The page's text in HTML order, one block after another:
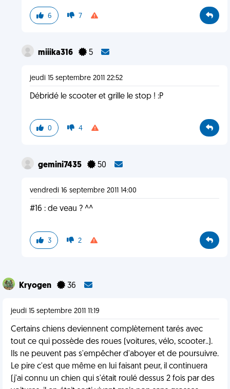
6 7
miiika316 5
jeudi 15 septembre 2011 22:52
Débridé le scooter et grille le stop ! :P
0 4
gemini7435 50
vendredi 16 septembre 2011 14:00
#16 : de veau ? ^^
3 2
Kryogen 36
jeudi 15 septembre 2011 11:19
Certains chiens deviennent complètement tarés avec
tout ce qui possède des roues (voitures, vélo, scooter..).
Ils ne peuvent pas s'empêcher d'aboyer et de poursuivre.
Le pire c'est que même en lui faisant peur, il continuera
(j'ai connu un chien qui s'était roulé dessus 2 fois par des